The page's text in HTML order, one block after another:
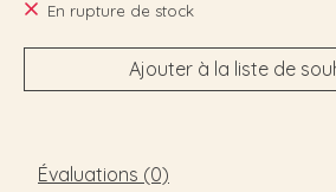
En rupture de stock
Ajouter à la liste de
Évaluations (0)